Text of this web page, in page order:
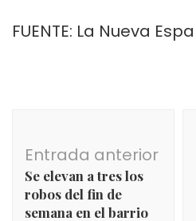
FUENTE: La Nueva
de
entradas
Entrada anterior
Se elevan a tres los
robos del fin de
semana en el barrio